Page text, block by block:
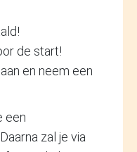
de start!
en neem een
een
zal je via